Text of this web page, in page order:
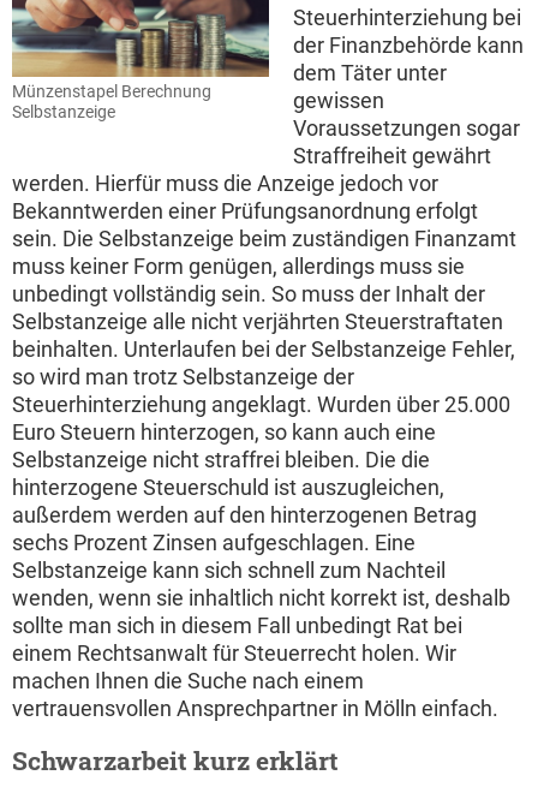
Münzenstapel Berechnung
Selbstanzeige
Steuerhinterziehung bei
der Finanzbehörde kann
dem Täter unter
gewissen
Voraussetzungen sogar
Straffreiheit gewährt
werden. Hierfür muss die Anzeige jedoch vor
Bekanntwerden einer Prüfungsanordnung erfolgt
sein. Die Selbstanzeige beim zuständigen Finanzamt
muss keiner Form genügen, allerdings muss sie
unbedingt vollständig sein. So muss der Inhalt der
Selbstanzeige alle nicht verjährten Steuerstraftaten
beinhalten. Unterlaufen bei der Selbstanzeige Fehler,
so wird man trotz Selbstanzeige der
Steuerhinterziehung angeklagt. Wurden über 25.000
Euro Steuern hinterzogen, so kann auch eine
Selbstanzeige nicht straffrei bleiben. Die die
hinterzogene Steuerschuld ist auszugleichen,
außerdem werden auf den hinterzogenen Betrag
sechs Prozent Zinsen aufgeschlagen. Eine
Selbstanzeige kann sich schnell zum Nachteil
wenden, wenn sie inhaltlich nicht korrekt ist, deshalb
sollte man sich in diesem Fall unbedingt Rat bei
einem Rechtsanwalt für Steuerrecht holen. Wir
machen Ihnen die Suche nach einem
vertrauensvollen Ansprechpartner in Mölln einfach.
Schwarzarbeit kurz erklärt